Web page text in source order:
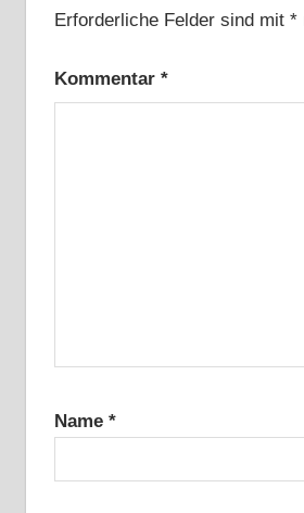
Erforderliche Felder sind mit *
Kommentar *
Name *